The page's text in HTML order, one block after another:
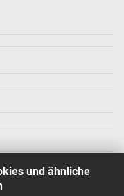
und ähnliche